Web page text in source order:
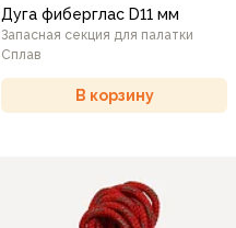
Дуга фиберглас D11 мм
Запасная секция для палатки
Сплав
В корзину